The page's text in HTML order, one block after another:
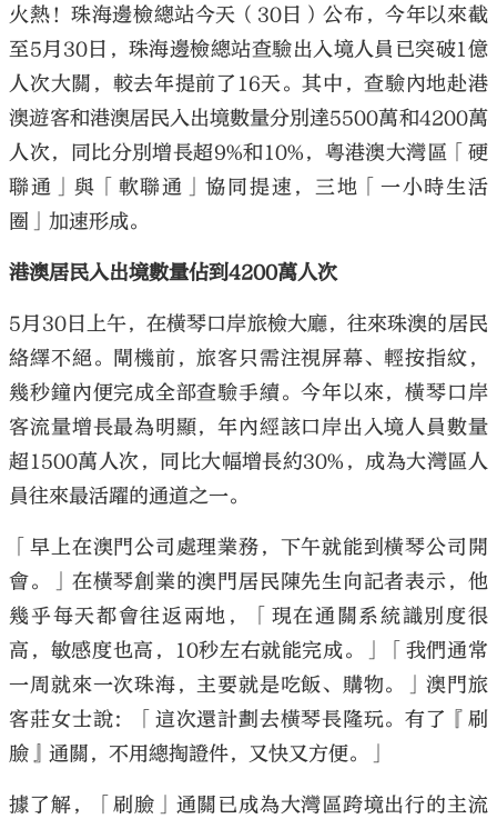
火熱！珠海邊檢總站今天（30日）公布，今年以來截
至5月30日，珠海邊檢總站查驗出入境人員已突破1億
人次大關，較去年提前了16天。其中，查驗內地赴港
澳遊客和港澳居民入出境數量分別達5500萬和4200萬
人次，同比分別增長超9%和10%，粵港澳大灣區「硬
聯通」與「軟聯通」協同提速，三地「一小時生活
圈」加速形成。
港澳居民入出境數量佔到4200萬人次
5月30日上午，在橫琴口岸旅檢大廳，往來珠澳的居民
絡繹不絕。閘機前，旅客只需注視屏幕、輕按指紋，
幾秒鐘內便完成全部查驗手續。今年以來，橫琴口岸
客流量增長最為明顯，年內經該口岸出入境人員數量
超1500萬人次，同比大幅增長約30%，成為大灣區人
員往來最活躍的通道之一。
「早上在澳門公司處理業務，下午就能到橫琴公司開
會。」在橫琴創業的澳門居民陳先生向記者表示，他
幾乎每天都會往返兩地，「現在通關系統識別度很
高，敏感度也高，10秒左右就能完成。」「我們通常
一周就來一次珠海，主要就是吃飯、購物。」澳門旅
客莊女士說：「這次還計劃去橫琴長隆玩。有了『刷
臉』通關，不用總掏證件，又快又方便。」
據了解，「刷臉」通關已成為大灣區跨境出行的主流